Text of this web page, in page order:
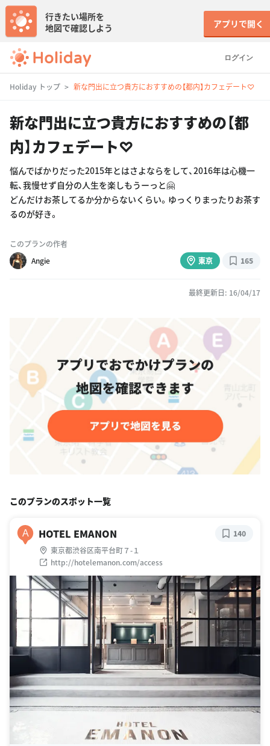
ログイン
行きたい場所を
地図で確認しよう
アプリで開く
Holiday トップ 新な門出に立つ貴方におすすめの【都内】カフェデート♡
新な門出に立つ貴方におすすめの【都
内】カフェデート♡
悩んでばかりだった2015年とはさよならをして、2016年は心機一
転、我慢せず自分の人生を楽しもうーっと🤗
どんだけお茶してるか分からないくらい。ゆっくりまったりお茶す
るのが好き。
このプランの作者
Angie
東京 165
最終更新日: 16/04/17
このプランのスポット一覧
A HOTEL EMANON
東京都渋谷区南平台町７-１
http://hotelemanon.com/access
140